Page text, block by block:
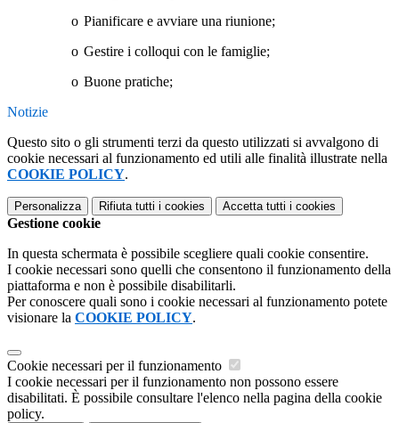
o Pianificare e avviare una riunione;
o Gestire i colloqui con le famiglie;
o Buone pratiche;
Notizie
Questo sito o gli strumenti terzi da questo utilizzati si avvalgono di
cookie necessari al funzionamento ed utili alle finalità illustrate nella
COOKIE POLICY.
Personalizza Rifiuta tutti i cookies Accetta tutti i cookies
Gestione cookie
In questa schermata è possibile scegliere quali cookie consentire.
I cookie necessari sono quelli che consentono il funzionamento della
piattaforma e non è possibile disabilitarli.
Per conoscere quali sono i cookie necessari al funzionamento potete
visionare la COOKIE POLICY.
Cookie necessari per il funzionamento
I cookie necessari per il funzionamento non possono essere
disabilitati. È possibile consultare l'elenco nella pagina della cookie
policy.